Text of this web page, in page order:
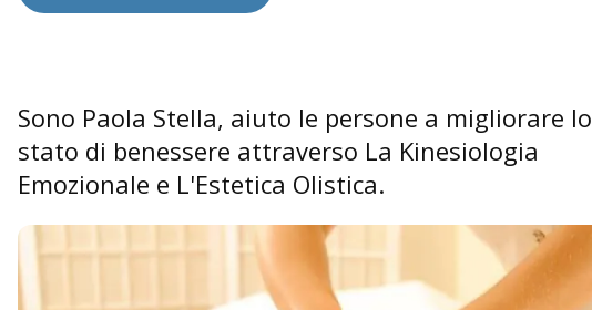
Sono Paola Stella, aiuto le persone a migliorare lo
stato di benessere attraverso La Kinesiologia
Emozionale e L'Estetica Olistica.